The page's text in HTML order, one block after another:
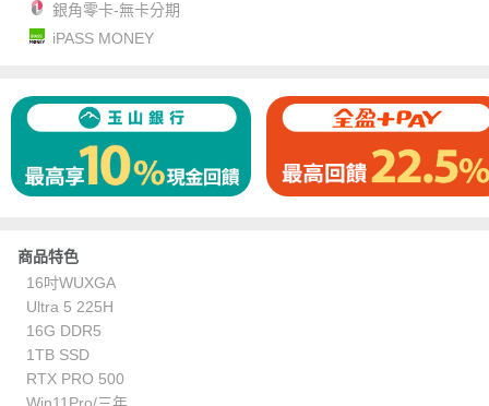
銀角零卡-無卡分期
iPASS MONEY
商品特色
16吋WUXGA
Ultra 5 225H
16G DDR5
1TB SSD
RTX PRO 500